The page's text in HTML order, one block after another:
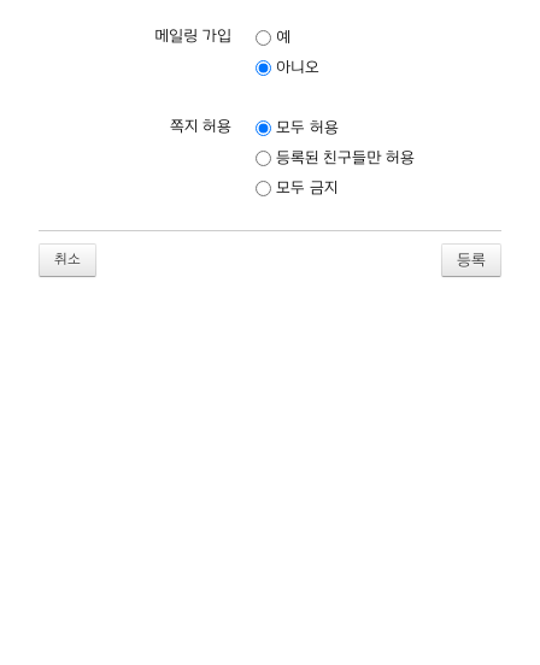
메일링 가입
예
아니오
쪽지 허용
모두 허용
등록된 친구들만 허용
모두 금지
취소